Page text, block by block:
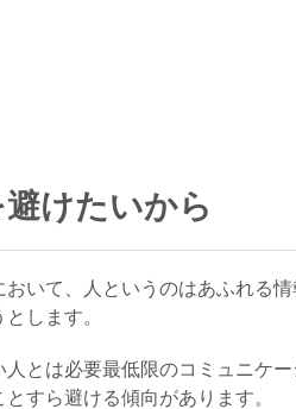
けたいから
いて、人というのはあふれる
します。
とは必要最低限のコミュニケ
すら避ける傾向があります。